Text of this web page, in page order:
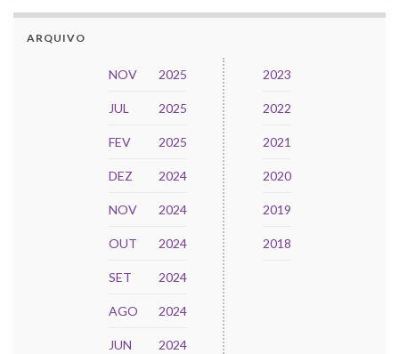
ARQUIVO
NOV 2025
JUL 2025
FEV 2025
DEZ 2024
NOV 2024
OUT 2024
SET 2024
AGO 2024
JUN 2024
2023
2022
2021
2020
2019
2018